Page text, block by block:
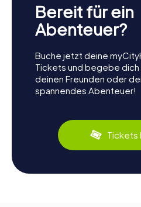
Bereit für ein
Abenteuer?
Buche jetzt deine
Tickets und begebe dich
deinen Freunden oder
spannendes Abenteuer!
Tickets